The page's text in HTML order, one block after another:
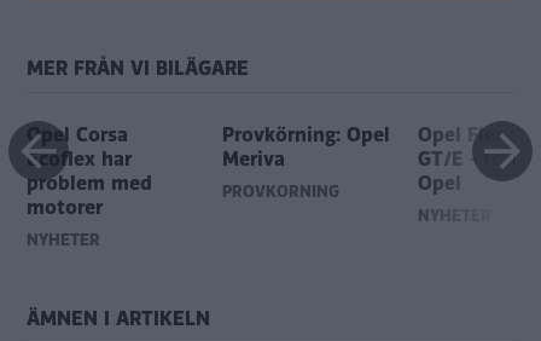
MER FRÅN VI BILÄGARE
Opel Corsa
Ecoflex har
problem med
motorer
NYHETER
Provkörning: Opel
Meriva
PROVKÖRNING
Opel
GT/E -
Opel
NYHETER
ÄMNEN I ARTIKELN